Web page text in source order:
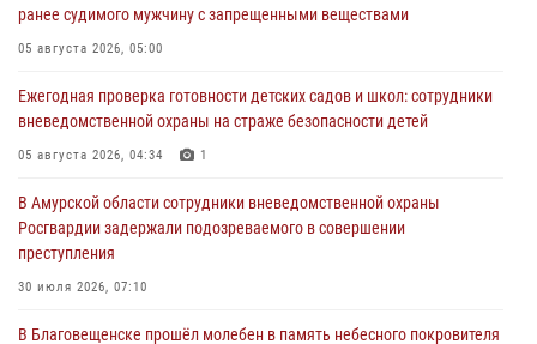
ранее судимого мужчину с запрещенными веществами
05 августа 2026, 05:00
Ежегодная проверка готовности детских садов и школ: сотрудники
вневедомственной охраны на страже безопасности детей
05 августа 2026, 04:34 1
В Амурской области сотрудники вневедомственной охраны
Росгвардии задержали подозреваемого в совершении
преступления
30 июля 2026, 07:10
В Благовещенске прошёл молебен в память небесного покровителя